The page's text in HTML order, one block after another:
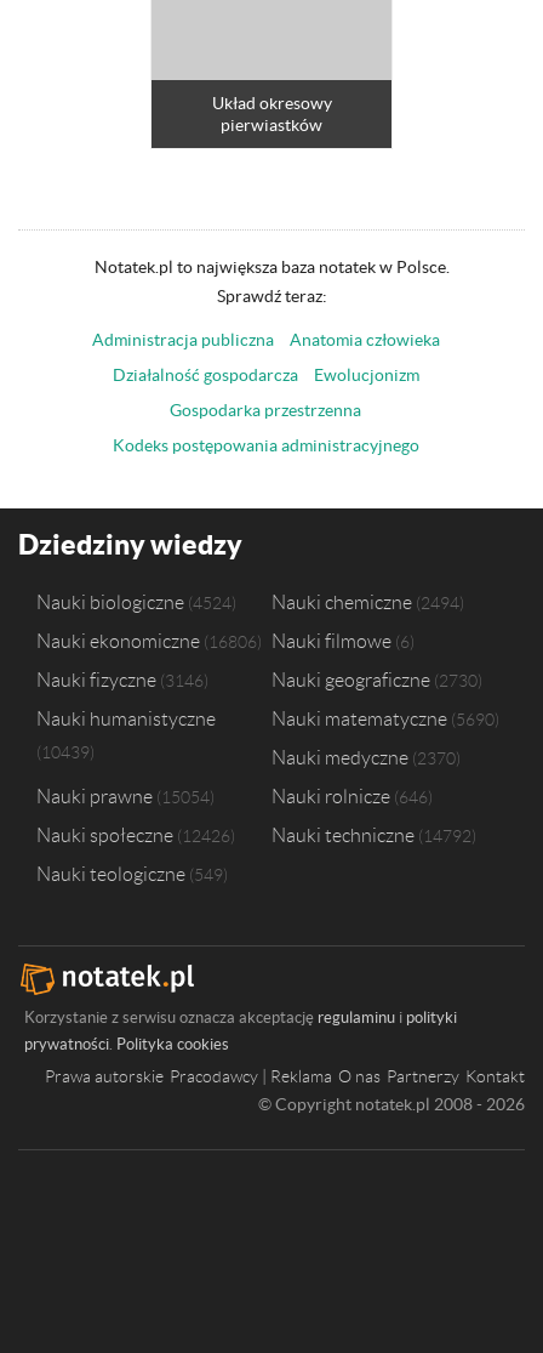
Układ okresowy
pierwiastków
Notatek.pl to największa baza notatek w Polsce.
Sprawdź teraz:
Administracja publiczna
Anatomia człowieka
Działalność gospodarcza
Ewolucjonizm
Gospodarka przestrzenna
Kodeks postępowania administracyjnego
Dziedziny wiedzy
Nauki biologiczne 4524 Nauki chemiczne 2494
Nauki ekonomiczne 16806 Nauki filmowe 6
Nauki fizyczne 3146 Nauki geograficzne 2730
Nauki humanistyczne
10439
Nauki matematyczne 5690
Nauki medyczne 2370
Nauki prawne 15054 Nauki rolnicze 646
Nauki społeczne 12426 Nauki techniczne 14792
Nauki teologiczne 549
Korzystanie z serwisu oznacza akceptację regulaminu i polityki
prywatności. Polityka cookies
Prawa autorskie Pracodawcy | Reklama O nas Partnerzy Kontakt
© Copyright notatek.pl 2008 - 2026